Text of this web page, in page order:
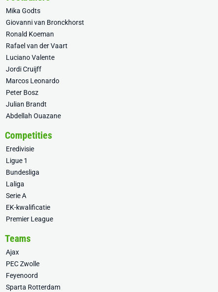
Mika Godts
Giovanni van Bronckhorst
Ronald Koeman
Rafael van der Vaart
Luciano Valente
Jordi Cruijff
Marcos Leonardo
Peter Bosz
Julian Brandt
Abdellah Ouazane
Competities
Eredivisie
Ligue 1
Bundesliga
Laliga
Serie A
EK-kwalificatie
Premier League
Teams
Ajax
PEC Zwolle
Feyenoord
Sparta Rotterdam